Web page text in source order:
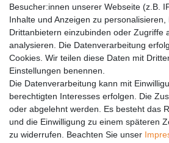
Barrierefreiheit
Anleitungen
Vertrag widerrufen
PARTNER
DHL
GLS
Besucher:innen unserer Webseite (z.B.
Inhalte und Anzeigen zu personalisieren,
Drittanbietern einzubinden oder Zugriffe
analysieren. Die Datenverarbeitung
Cookies. Wir teilen diese Daten mit
Einstellungen benennen.
Die Datenverarbeitung kann mit
berechtigten Interesses erfolgen. Die
oder abgelehnt werden. Es besteht das
und die Einwilligung zu einem späteren
zu widerrufen. Beachten Sie unser